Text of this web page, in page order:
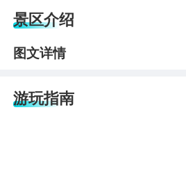
景区介绍
图文详情
游玩指南